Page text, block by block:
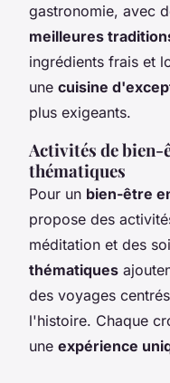
gastronomie, avec
meilleures
ingrédients frais et
une cuisine
plus exigeants.
Activités de
thématiques
Pour un bien-être
propose des
méditation et des
thématiques
des voyages
l'histoire. Chaque
une expérience